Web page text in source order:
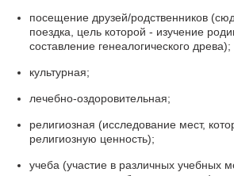
посещение друзей/родственников
поездка, цель которой - изучение
составление генеалогического древа);
культурная;
лечебно-оздоровительная;
религиозная (исследование мест,
религиозную ценность);
учеба (участие в различных учебных